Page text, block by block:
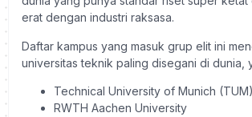
erat dengan industri raksasa.
Daftar kampus yang masuk grup elit ini
universitas teknik paling disegani di dunia,
Technical University of Munich (TUM)
RWTH Aachen University